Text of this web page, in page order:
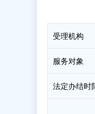
受理机构
服务对象
法定办结时